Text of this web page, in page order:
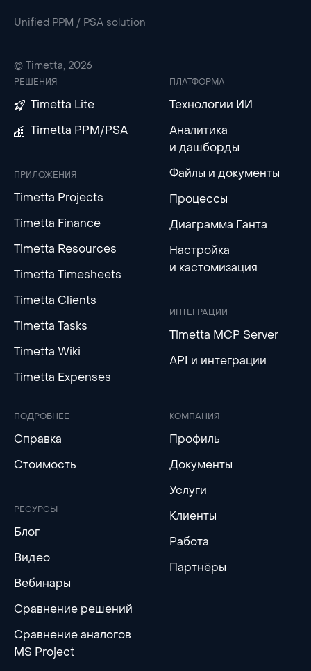
Unified PPM / PSA solution
© Timetta, 2026
РЕШЕНИЯ
Timetta Lite
Timetta PPM/PSA
ПРИЛОЖЕНИЯ
Timetta Projects
Timetta Finance
Timetta Resources
Timetta Timesheets
Timetta Clients
Timetta Tasks
Timetta Wiki
Timetta Expenses
ПЛАТФОРМА
Технологии ИИ
Аналитика
и дашборды
Файлы и документы
Процессы
Диаграмма Ганта
Настройка
и кастомизация
ИНТЕГРАЦИИ
Timetta MCP Server
API и интеграции
ПОДРОБНЕЕ
Справка
Стоимость
РЕСУРСЫ
Блог
Видео
Вебинары
Сравнение решений
Сравнение аналогов
MS Project
КОМПАНИЯ
Профиль
Документы
Услуги
Клиенты
Работа
Партнёры